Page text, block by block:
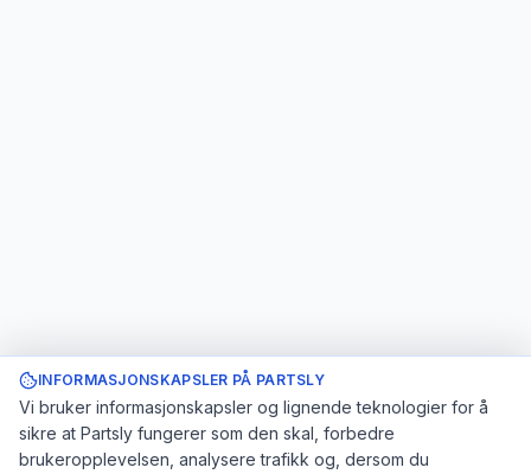
INFORMASJONSKAPSLER PÅ PARTSLY
Vi bruker informasjonskapsler og lignende teknologier for å
sikre at Partsly fungerer som den skal, forbedre
brukeropplevelsen, analysere trafikk og, dersom du